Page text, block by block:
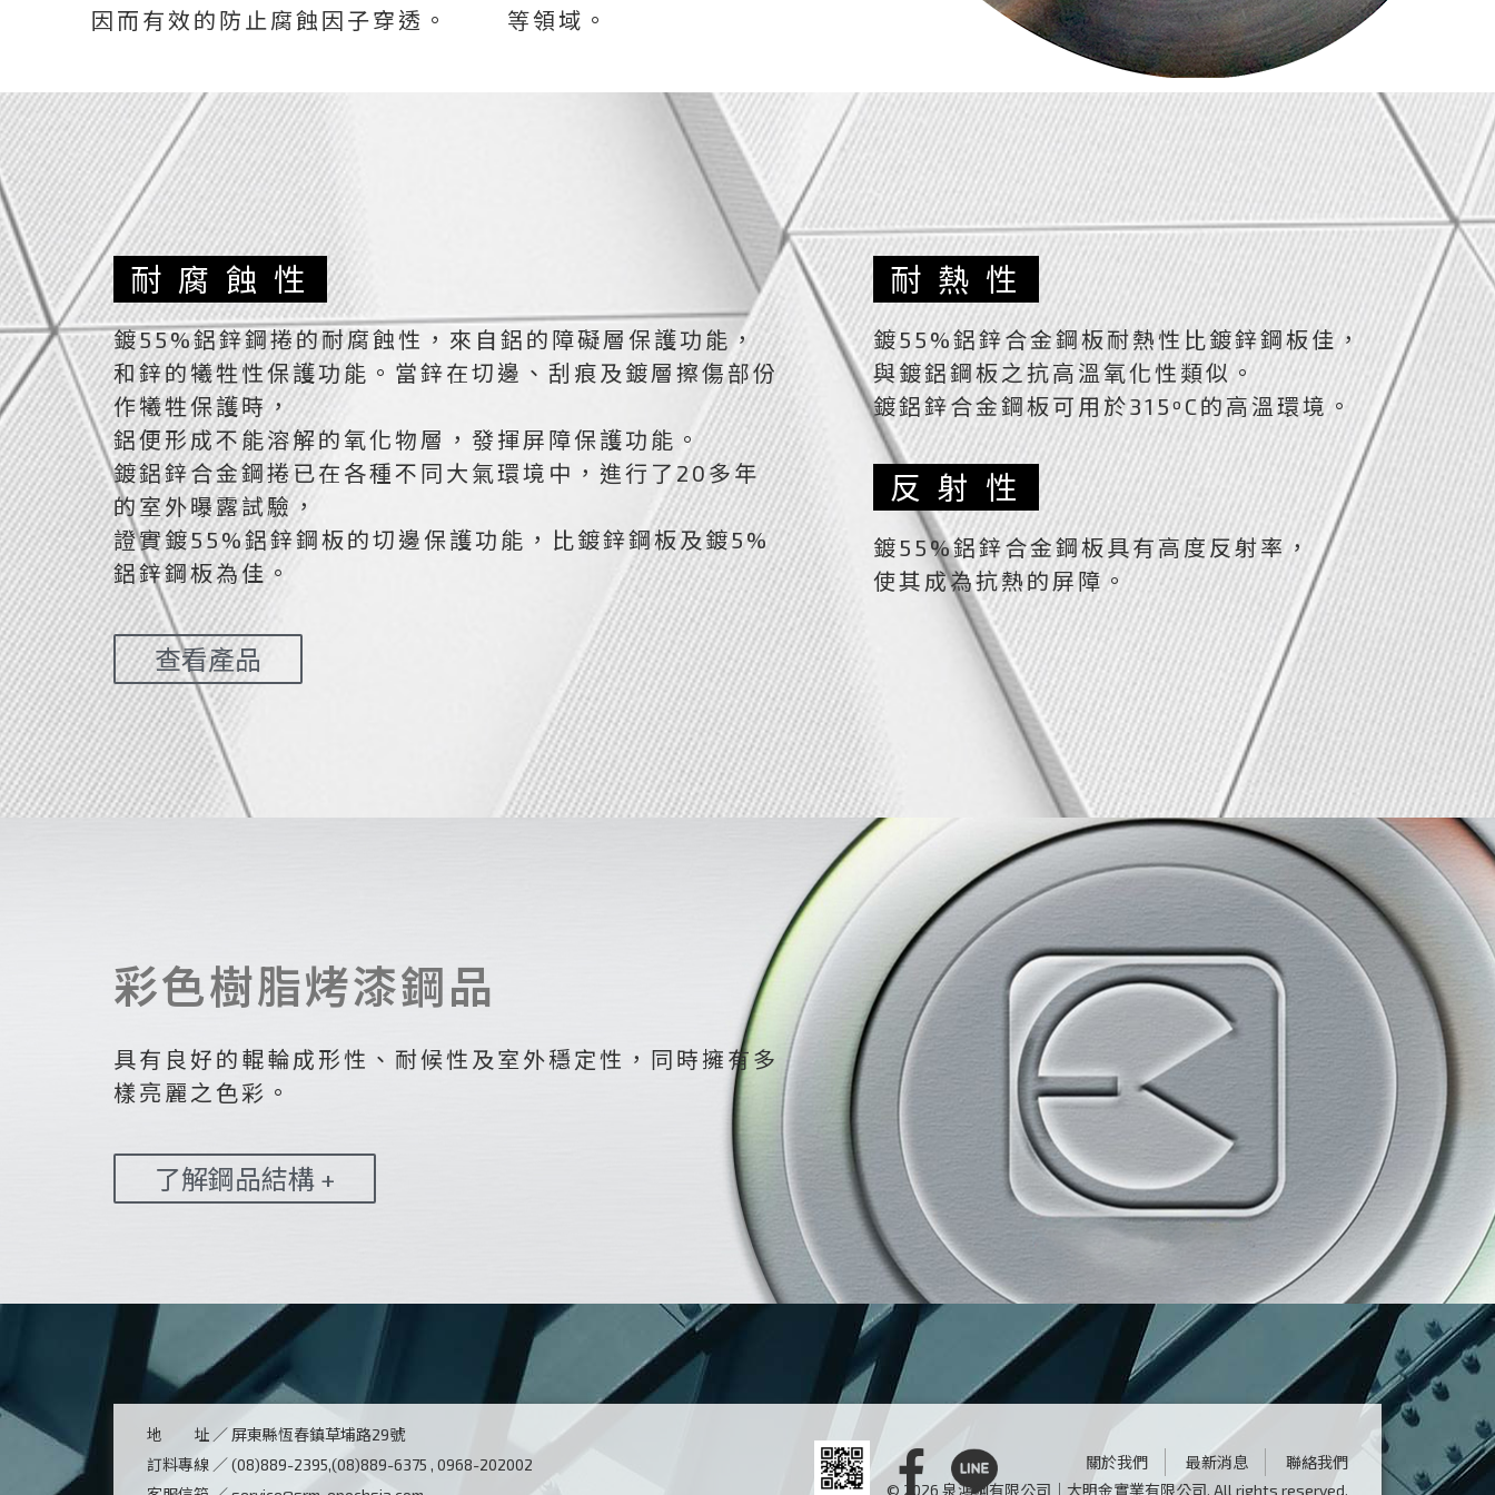
因而有效的防止腐蝕因子穿透。
等領域。
耐腐蝕性
鍍55%鋁鋅鋼捲的耐腐蝕性，來自鋁的障礙層保護功能，
和鋅的犧牲性保護功能。當鋅在切邊、刮痕及鍍層擦傷部份
作犧牲保護時，
鋁便形成不能溶解的氧化物層，發揮屏障保護功能。
鍍鋁鋅合金鋼捲已在各種不同大氣環境中，進行了20多年
的室外曝露試驗，
證實鍍55%鋁鋅鋼板的切邊保護功能，比鍍鋅鋼板及鍍5%
鋁鋅鋼板為佳。
查看產品
耐熱性
鍍55%鋁鋅合金鋼板耐熱性比鍍鋅鋼板佳，
與鍍鋁鋼板之抗高溫氧化性類似。
鍍鋁鋅合金鋼板可用於315ºC的高溫環境。
反射性
鍍55%鋁鋅合金鋼板具有高度反射率，
使其成為抗熱的屏障。
彩色樹脂烤漆鋼品
具有良好的輥輪成形性、耐候性及室外穩定性，同時擁有多
樣亮麗之色彩。
了解鋼品結構 +
地 址 ／ 屏東縣恆春鎮草埔路29號
訂料專線 ／(08)889-2395,(08)889-6375 , 0968-202002
關於我們 最新消息
聯絡我們
© 2026 泉鴻鋼有限公司｜大明金實業有限公司. All rights reserved.